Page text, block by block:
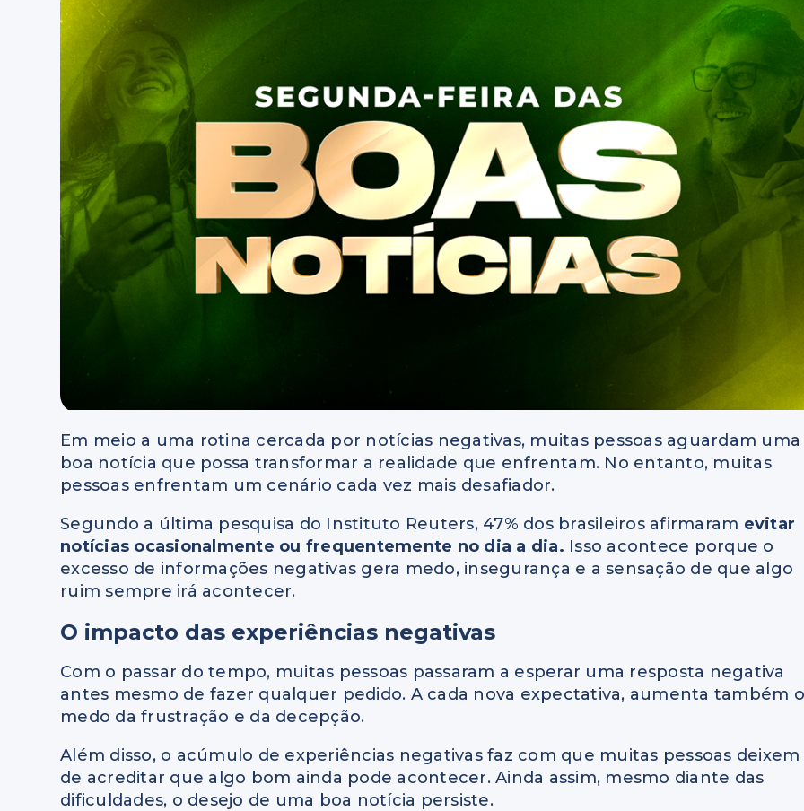
Em meio a uma rotina cercada por notícias negativas, muitas pessoas aguardam uma
boa notícia que possa transformar a realidade que enfrentam. No entanto, muitas
pessoas enfrentam um cenário cada vez mais desafiador.
Segundo a última pesquisa do Instituto Reuters, 47% dos brasileiros afirmaram evitar
notícias ocasionalmente ou frequentemente no dia a dia. Isso acontece porque o
excesso de informações negativas gera medo, insegurança e a sensação de que algo
ruim sempre irá acontecer.
O impacto das experiências negativas
Com o passar do tempo, muitas pessoas passaram a esperar uma resposta negativa
antes mesmo de fazer qualquer pedido. A cada nova expectativa, aumenta também o
medo da frustração e da decepção.
Além disso, o acúmulo de experiências negativas faz com que muitas pessoas deixem
de acreditar que algo bom ainda pode acontecer. Ainda assim, mesmo diante das
dificuldades, o desejo de uma boa notícia persiste.